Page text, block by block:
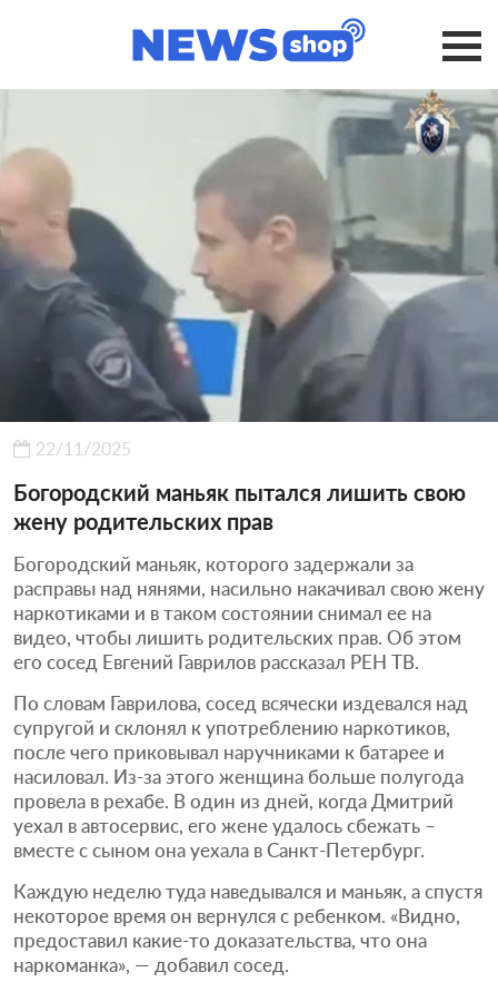
22/11/2025
Богородский маньяк пытался лишить свою
жену родительских прав
Богородский маньяк, которого задержали за
расправы над нянями, насильно накачивал свою жену
наркотиками и в таком состоянии снимал ее на
видео, чтобы лишить родительских прав. Об этом
его сосед Евгений Гаврилов рассказал РЕН ТВ.
По словам Гаврилова, сосед всячески издевался над
супругой и склонял к употреблению наркотиков,
после чего приковывал наручниками к батарее и
насиловал. Из-за этого женщина больше полугода
провела в рехабе. В один из дней, когда Дмитрий
уехал в автосервис, его жене удалось сбежать –
вместе с сыном она уехала в Санкт-Петербург.
Каждую неделю туда наведывался и маньяк, а спустя
некоторое время он вернулся с ребенком. «Видно,
предоставил какие-то доказательства, что она
наркоманка», — добавил сосед.